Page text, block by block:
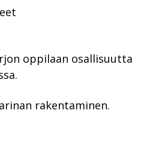
oppilaan osallisuutta
rakentaminen.